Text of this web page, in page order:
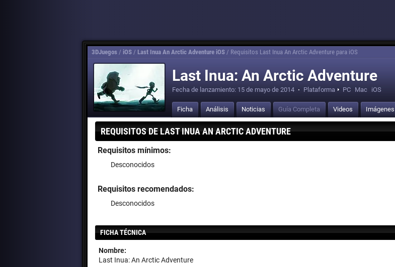
3DJuegos / iOS / Last Inua An Arctic Adventure iOS / Requisitos Last Inua An Arctic Adventure para iOS
Last Inua: An Arctic Adventure
Fecha de lanzamiento: 15 de mayo de 2014 · Plataforma PC Mac iOS
Ficha Análisis Noticias Guía Completa Videos Imágenes
REQUISITOS DE LAST INUA AN ARCTIC ADVENTURE
Requisitos mínimos:
Desconocidos
Requisitos recomendados:
Desconocidos
FICHA TÉCNICA
Nombre:
Last Inua: An Arctic Adventure